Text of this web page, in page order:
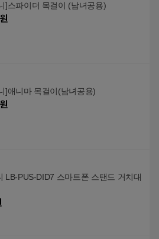
]스파이더 목걸이 (남녀공용)
원
]애니마 목걸이(남녀공용)
원
LB-PUS-DID7 스마트폰 스탠드 거치대